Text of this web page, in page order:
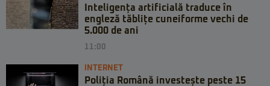
Inteligența artificială traduce în
engleză tăblițe cuneiforme vechi de
5.000 de ani
11:00
INTERNET
Poliția Română investește peste 15